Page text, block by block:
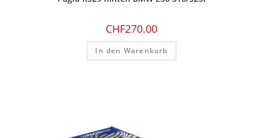
CHF270.00
In den Warenkorb